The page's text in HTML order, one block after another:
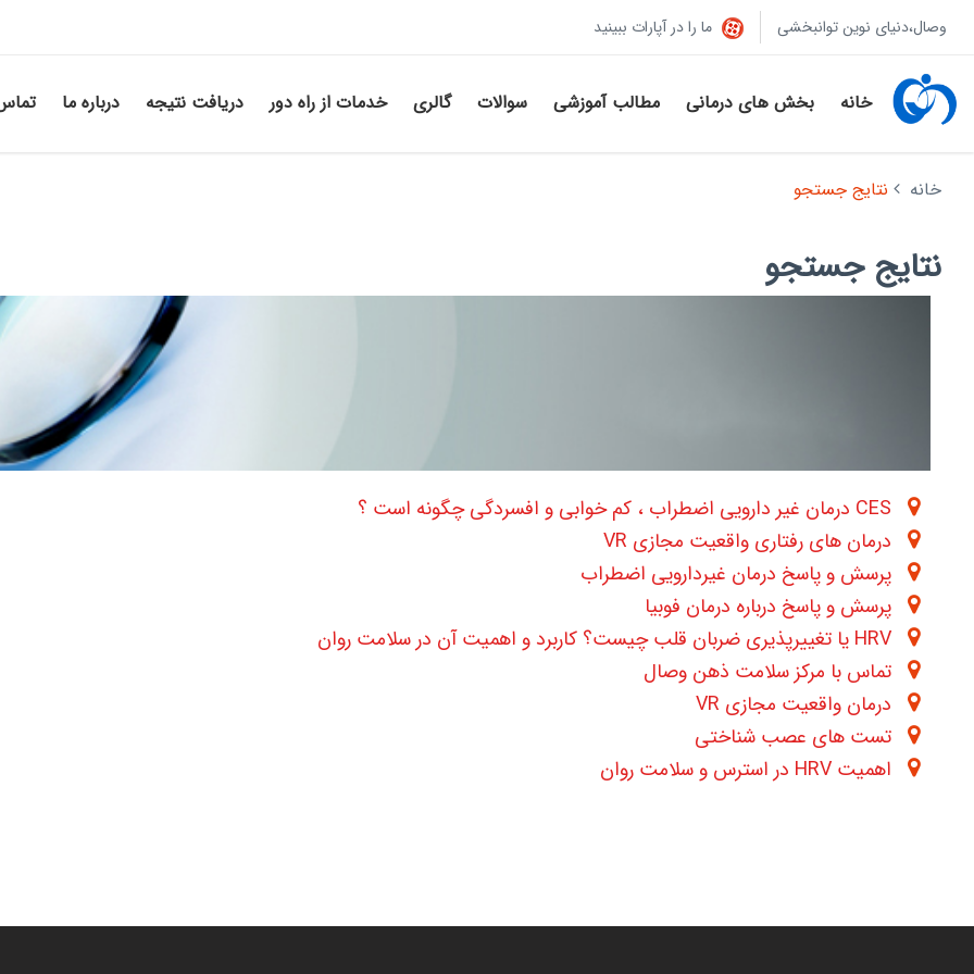
وصال،دنیای نوین توانبخشی ما را در آپارات ببینید
خانه بخش های درمانی مطالب آموزشی سوالات گالری خدمات از راه دور دریافت نتیجه درباره ما
خانه نتایج جستجو
نتایج جستجو
CES درمان غیر دارویی اضطراب ، کم خوابی و افسردگی چگونه است ؟
درمان های رفتاری واقعیت مجازی VR
پرسش و پاسخ درمان غیردارویی اضطراب
پرسش و پاسخ درباره درمان فوبیا
HRV یا تغییرپذیری ضربان قلب چیست؟ کاربرد و اهمیت آن در سلامت روان
تماس با مرکز سلامت ذهن وصال
درمان واقعیت مجازی VR
تست های عصب شناختی
اهمیت HRV در استرس و سلامت روان